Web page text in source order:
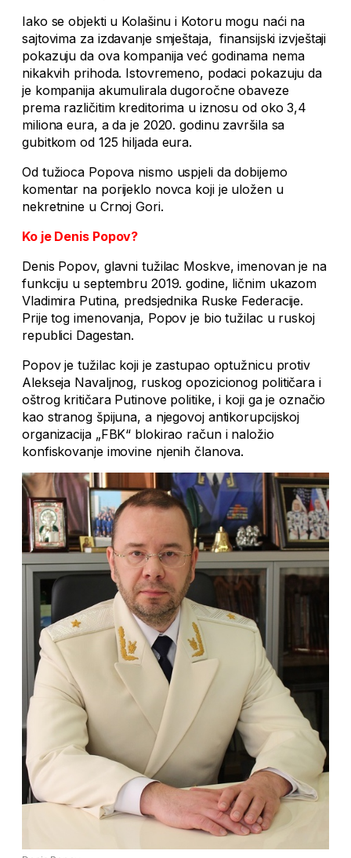
Iako se objekti u Kolašinu i Kotoru mogu naći na
sajtovima za izdavanje smještaja, finansijski izvještaji
pokazuju da ova kompanija već godinama nema
nikakvih prihoda. Istovremeno, podaci pokazuju da
je kompanija akumulirala dugoročne obaveze
prema različitim kreditorima u iznosu od oko 3,4
miliona eura, a da je 2020. godinu završila sa
gubitkom od 125 hiljada eura.
Od tužioca Popova nismo uspjeli da dobijemo
komentar na porijeklo novca koji je uložen u
nekretnine u Crnoj Gori.
Ko je Denis Popov?
Denis Popov, glavni tužilac Moskve, imenovan je na
funkciju u septembru 2019. godine, ličnim ukazom
Vladimira Putina, predsjednika Ruske Federacije.
Prije tog imenovanja, Popov je bio tužilac u ruskoj
republici Dagestan.
Popov je tužilac koji je zastupao optužnicu protiv
Alekseja Navaljnog, ruskog opozicionog političara i
oštrog kritičara Putinove politike, i koji ga je označio
kao stranog špijuna, a njegovoj antikorupcijskoj
organizacija „FBK“ blokirao račun i naložio
konfiskovanje imovine njenih članova.